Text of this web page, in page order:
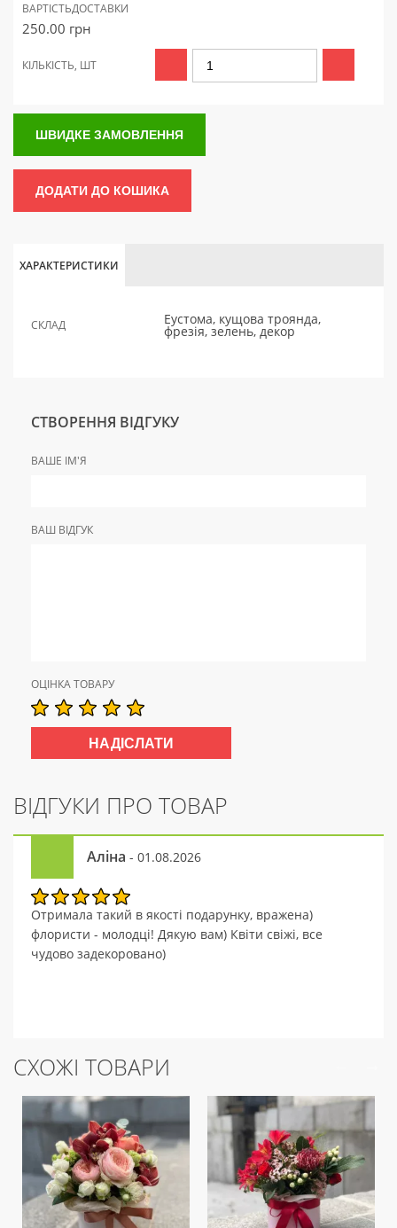
ВАРТІСТЬДОСТАВКИ
250.00 грн
КІЛЬКІСТЬ, ШТ
ШВИДКЕ ЗАМОВЛЕННЯ
ДОДАТИ ДО КОШИКА
ХАРАКТЕРИСТИКИ
СКЛАД Еустома, кущова троянда,
фрезія, зелень, декор
СТВОРЕННЯ ВІДГУКУ
ВАШЕ ІМ'Я
ВАШ ВІДГУК
ОЦІНКА ТОВАРУ
ВІДГУКИ ПРО ТОВАР
Аліна - 01.08.2026
Отримала такий в якості подарунку, вражена)
флористи - молодці! Дякую вам) Квіти свіжі, все
чудово задекоровано)
СХОЖІ ТОВАРИ